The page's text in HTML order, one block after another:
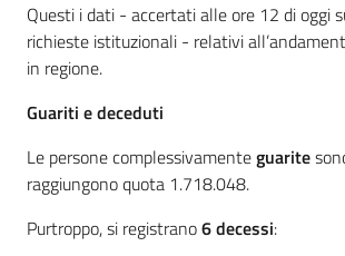
Questi i dati - accertati alle ore 12 di oggi
richieste istituzionali - relativi
in regione.
Guariti e deceduti
Le persone complessivamenteguarite
raggiungono quota 1.718.048.
Purtroppo, si registrano6 decessi: